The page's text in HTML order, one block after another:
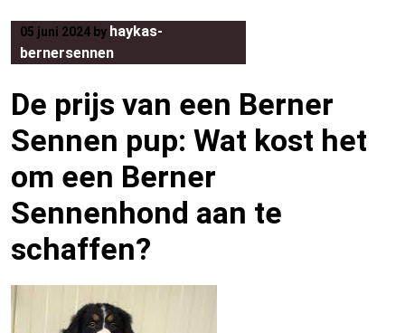
05 juni 2024 by haykas-
bernersennen
De prijs van een Berner
Sennen pup: Wat kost het
om een Berner
Sennenhond aan te
schaffen?